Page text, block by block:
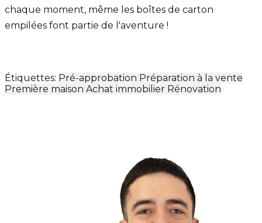
chaque moment, même les boîtes de carton
empilées font partie de l'aventure !
Étiquettes: Pré-approbation Préparation à la vente
Première maison Achat immobilier Rénovation